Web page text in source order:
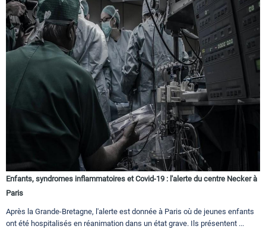
Enfants, syndromes inflammatoires et Covid-19 : l'alerte du centre Necker à
Paris
Après la Grande-Bretagne, l'alerte est donnée à Paris où de jeunes enfants
ont été hospitalisés en réanimation dans un état grave. Ils présentent ...